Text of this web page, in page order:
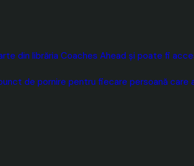
din librăria Coaches Ahead și poate fi
de pornire pentru fiecare persoană care